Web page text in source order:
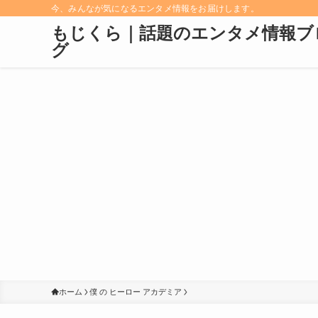
今、みんなが気になるエンタメ情報をお届けします。
もじくら｜話題のエンタメ情報ブ
グ
ホーム 僕 の ヒーロー アカデミア